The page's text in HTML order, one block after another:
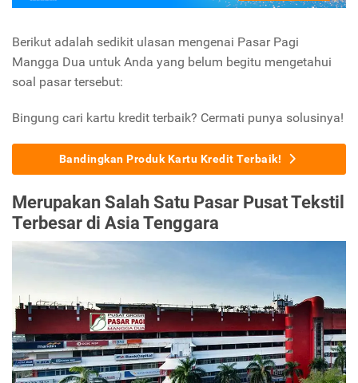
Berikut adalah sedikit ulasan mengenai Pasar Pagi
Mangga Dua untuk Anda yang belum begitu mengetahui
soal pasar tersebut:
Bingung cari kartu kredit terbaik? Cermati punya solusinya!
Bandingkan Produk Kartu Kredit Terbaik!
Merupakan Salah Satu Pasar Pusat Tekstil
Terbesar di Asia Tenggara